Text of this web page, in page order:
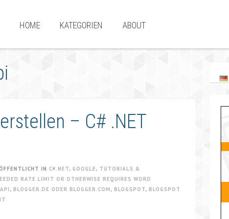
HOME KATEGORIEN ABOUT
– C# .NET
IN C#.NET, GOOGLE , TUTORIALS &
RATE LIMIT OR OTHERWISE REQUIRES WORD
, BLOGGER.DE ODER BLOGGER.COM , BLOGSPOT, BLOGSPOT